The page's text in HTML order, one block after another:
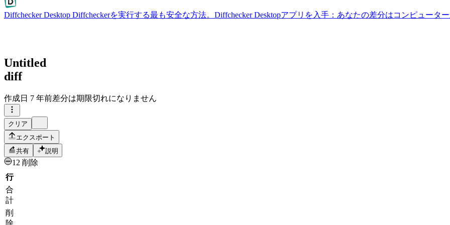
Diffchecker Desktop Diffcheckerを実行する最も安全な方法。Diffchecker Desktopアプリを入手：あなたの差分はコンピュータ
Untitled
diff
作成日 7 年前差分は期限切れになりません
クリア
エクスポート
共有
説明
12 削除
行
合
計
削